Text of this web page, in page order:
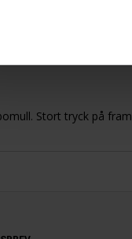
Stort tryck på